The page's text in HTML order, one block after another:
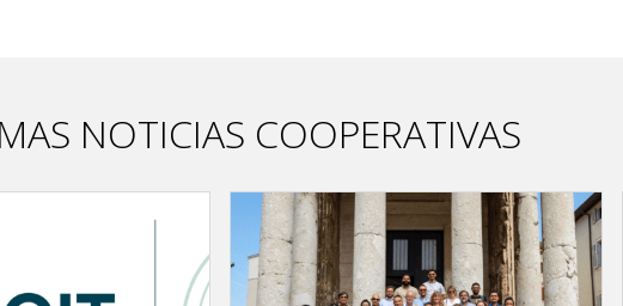
NOTICIAS COOPERATIVAS